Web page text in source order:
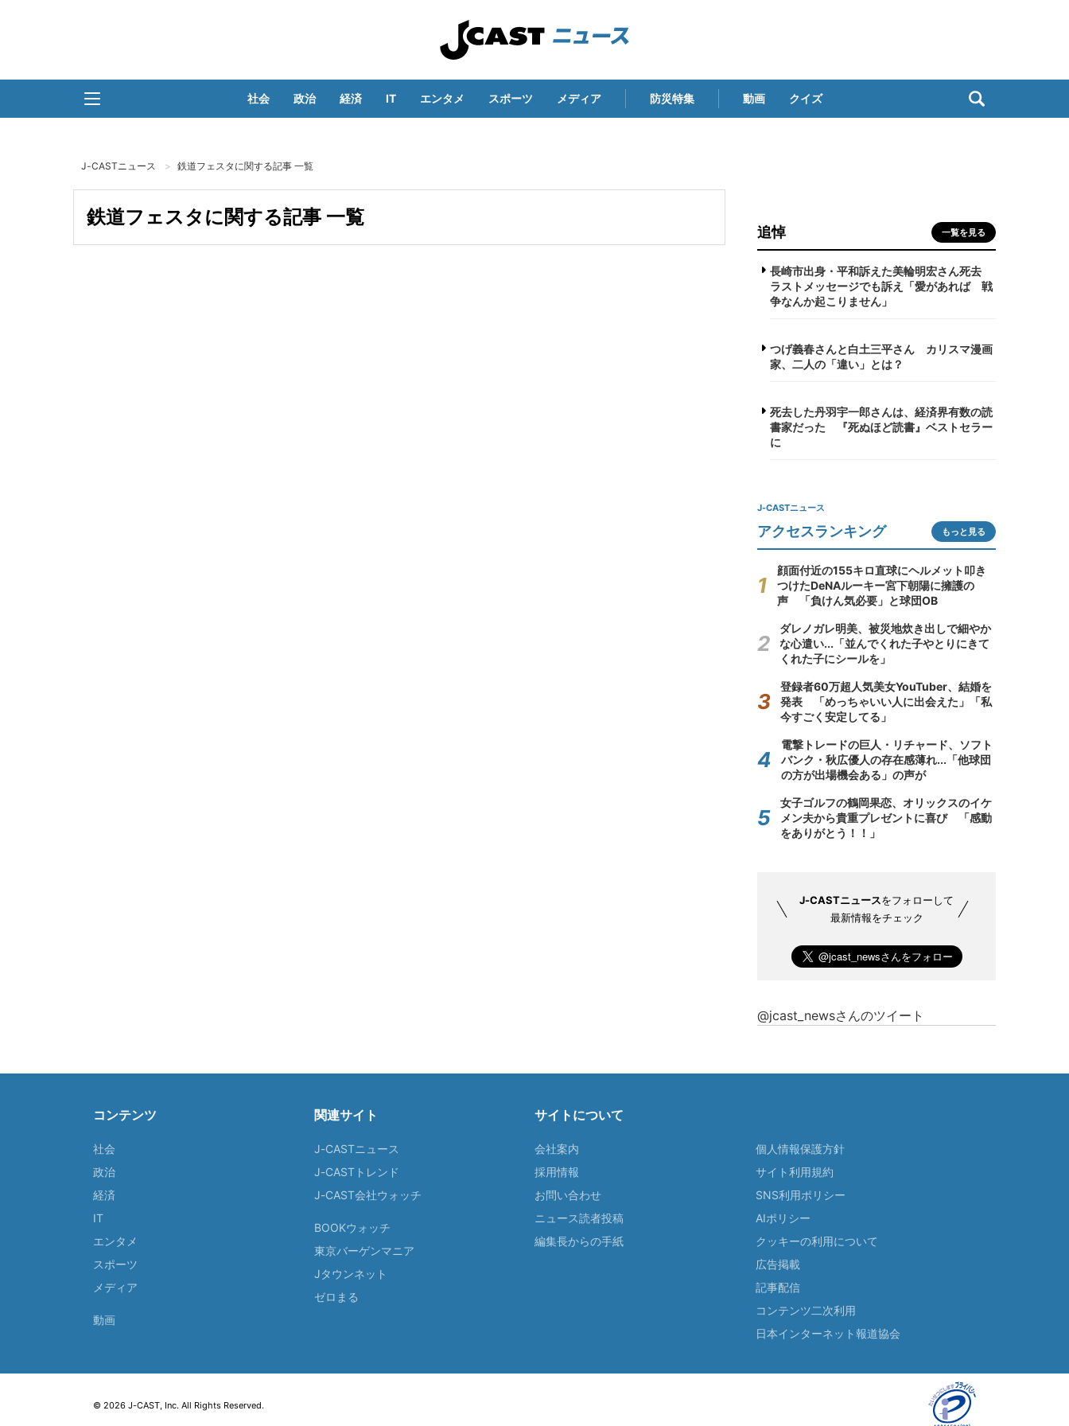
社会 政治 経済 IT エンタメ スポーツ メディア 防災特集 動画 クイズ
J-CASTニュース 鉄道フェスタに関する記事 一覧
鉄道フェスタに関する記事 一覧
追悼 一覧を見る
長崎市出身・平和訴えた美輪明宏さん死去
ラストメッセージでも訴え「愛があれば 戦
争なんか起こりません」
つげ義春さんと白土三平さん カリスマ漫画
家、二人の「違い」とは？
死去した丹羽宇一郎さんは、経済界有数の読
書家だった 『死ぬほど読書』ベストセラー
に
J-CASTニュース
アクセスランキング もっと見る
顔面付近の155キロ直球にヘルメット叩き
つけたDeNAルーキー宮下朝陽に擁護の
声 「負けん気必要」と球団OB
ダレノガレ明美、被災地炊き出しで細やか
な心遣い...「並んでくれた子やとりにきて
くれた子にシールを」
登録者60万超人気美女YouTuber、結婚を
発表 「めっちゃいい人に出会えた」「私
今すごく安定してる」
電撃トレードの巨人・リチャード、ソフト
バンク・秋広優人の存在感薄れ...「他球団
の方が出場機会ある」の声が
女子ゴルフの鶴岡果恋、オリックスのイケ
メン夫から貴重プレゼントに喜び 「感動
をありがとう！！」
J-CASTニュースをフォローして
最新情報をチェック
@jcast_newsさんのツイート
コンテンツ
社会
政治
経済
IT
エンタメ
スポーツ
メディア
動画
関連サイト
J-CASTニュース
J-CASTトレンド
J-CAST会社ウォッチ
BOOKウォッチ
東京バーゲンマニア
Jタウンネット
ゼロまる
サイトについて
会社案内
採用情報
お問い合わせ
ニュース読者投稿
編集長からの手紙
個人情報保護方針
サイト利用規約
SNS利用ポリシー
AIポリシー
クッキーの利用について
広告掲載
記事配信
コンテンツ二次利用
日本インターネット報道協会
© 2026 J-CAST, Inc. All Rights Reserved.